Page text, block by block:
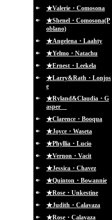
★Valerie・Comosona
★Shenel・Comosona(P
oblano)
★Angelena・Laahty
★Yelmo・Natachu
★Ernest・Leekela
★Larry&Rath・Lonjos
e
★Ryland&Claudia・G
asper
★Clarence・Booqua
★Joyce・Waseta
★Phyllia・Lucio
★Vernon・Vacit
★Jessica・Chavez
★Quinton・Bowannie
★Rose・Unkestine
★Judith・Calavaza
★Rose・Calavaza